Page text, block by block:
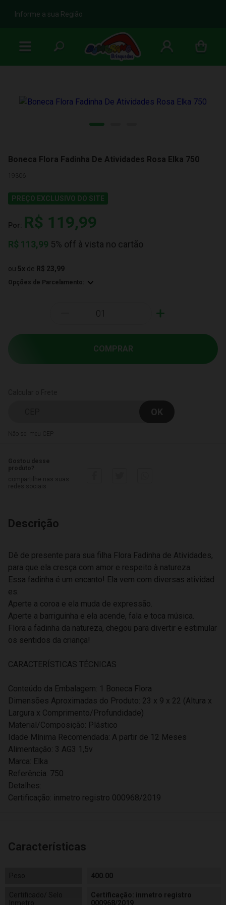
b
Informe a sua Região
Boneca Flora Fadinha De Atividades Rosa Elka 750
19306
PREÇO EXCLUSIVO DO SITE
Por: R$ 119,99
R$ 113,99 5% off à vista no cartão
ou 5x de R$ 23,99
Opções de Parcelamento:
+
COMPRAR
Não sei meu CEP
Descrição
Dê de presente para sua filha Flora Fadinha de Atividades,
para que ela cresça com amor e respeito à natureza.
Essa fadinha é um encanto! Ela vem com diversas atividad
es.
Aperte a coroa e ela muda de expressão.
Aperte a barriguinha e ela acende, fala e toca música.
Flora a fadinha da natureza, chegou para divertir e estimular
os sentidos da criança!
CARACTERÍSTICAS TÉCNICAS
Conteúdo da Embalagem: 1 Boneca Flora
Dimensões Aproximadas do Produto: 23 x 9 x 22 (Altura x
Largura x Comprimento/Profundidade)
Material/Composição: Plástico
Idade Mínima Recomendada: A partir de 12 Meses
Alimentação: 3 AG3 1,5v
Marca: Elka
Referência: 750
Detalhes:
Certificação: inmetro registro 000968/2019
Características
400.00
Inmetro
Certificação: inmetro registro
000968/2019